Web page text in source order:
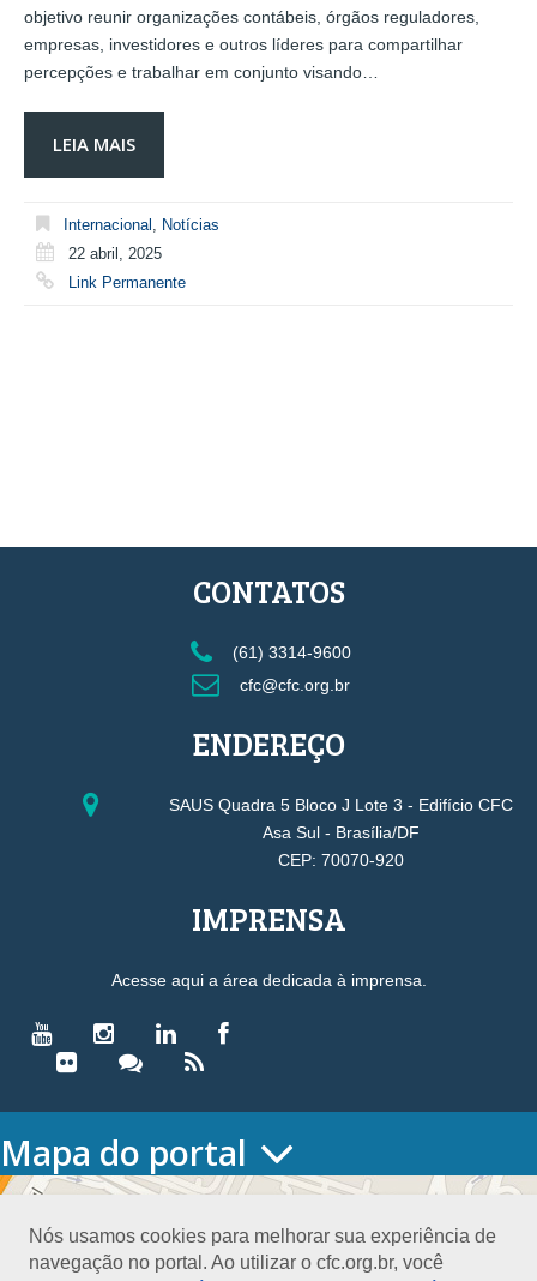
objetivo reunir organizações contábeis, órgãos reguladores,
empresas, investidores e outros líderes para compartilhar
percepções e trabalhar em conjunto visando…
LEIA MAIS
Internacional
Notícias
22 abril, 2025
Link Permanente
Nós usamos cookies para melhorar sua experiência de
navegação no portal. Ao utilizar o cfc.org.br, você
CONTATOS
(61) 3314-9600
cfc@cfc.org.br
ENDEREÇO
SAUS Quadra 5 Bloco J Lote 3 - Edifício CFC
Asa Sul - Brasília/DF
CEP: 70070-920
IMPRENSA
Acesse aqui a área dedicada à imprensa.
Mapa do portal
HOME
Conselho Diretor
Nossa Sede